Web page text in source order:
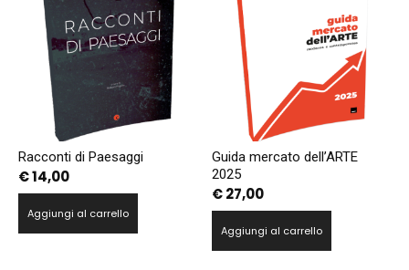
Racconti di Paesaggi
€14,00
Aggiungi al carrello
Guida mercato dell’ARTE
2025
€27,00
Aggiungi al carrello